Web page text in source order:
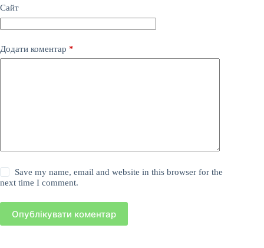
Сайт
Додати коментар *
Save my name, email and website in this browser for the
next time I comment.
Опублікувати коментар